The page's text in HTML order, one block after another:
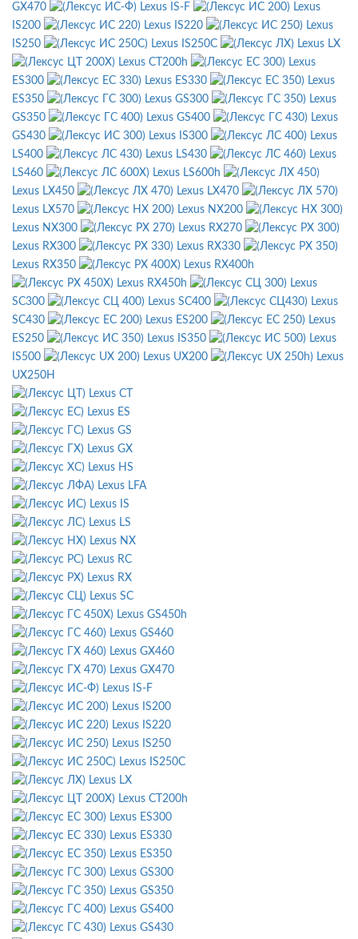
GX470
Lexus IS-F
Lexus
IS200
Lexus IS220
Lexus
IS250
Lexus IS250C
Lexus LX
Lexus CT200h
Lexus
ES300
Lexus ES330
Lexus
ES350
Lexus GS300
Lexus
GS350
Lexus GS400
Lexus
GS430
Lexus IS300
Lexus
LS400
Lexus LS430
Lexus
LS460
Lexus LS600h
Lexus LX450
Lexus LX470
Lexus LX570
Lexus NX200
Lexus NX300
Lexus RX270
Lexus RX300
Lexus RX330
Lexus RX350
Lexus RX400h
Lexus RX450h
Lexus
SC300
Lexus SC400
Lexus
SC430
Lexus ES200
Lexus
ES250
Lexus IS350
Lexus
IS500
Lexus UX200
Lexus
UX250H
Lexus CT
Lexus ES
Lexus GS
Lexus GX
Lexus HS
Lexus LFA
Lexus IS
Lexus LS
Lexus NX
Lexus RC
Lexus RX
Lexus SC
Lexus GS450h
Lexus GS460
Lexus GX460
Lexus GX470
Lexus IS-F
Lexus IS200
Lexus IS220
Lexus IS250
Lexus IS250C
Lexus LX
Lexus CT200h
Lexus ES300
Lexus ES330
Lexus ES350
Lexus GS300
Lexus GS350
Lexus GS400
Lexus GS430